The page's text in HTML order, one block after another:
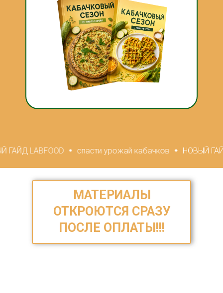
спасти урожай кабачков НОВЫЙ ГАЙД LABFOOD
МАТЕРИАЛЫ
ОТКРОЮТСЯ СРАЗУ
ПОСЛЕ ОПЛАТЫ!!!